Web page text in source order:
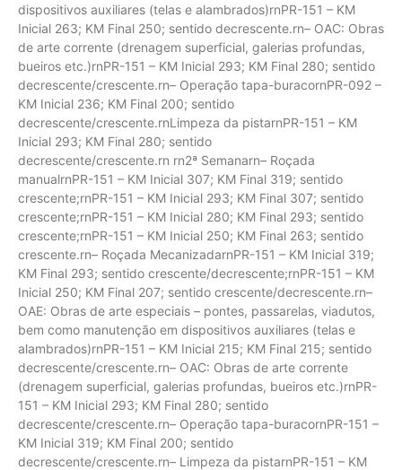
dispositivos auxiliares (telas e alambrados)rnPR-151 – KM
Inicial 263; KM Final 250; sentido decrescente.rn– OAC: Obras
de arte corrente (drenagem superficial, galerias profundas,
bueiros etc.)rnPR-151 – KM Inicial 293; KM Final 280; sentido
decrescente/crescente.rn– Operação tapa-buracornPR-092 –
KM Inicial 236; KM Final 200; sentido
decrescente/crescente.rnLimpeza da pistarnPR-151 – KM
Inicial 293; KM Final 280; sentido
decrescente/crescente.rn rn2ª Semanarn– Roçada
manualrnPR-151 – KM Inicial 307; KM Final 319; sentido
crescente;rnPR-151 – KM Inicial 293; KM Final 307; sentido
crescente;rnPR-151 – KM Inicial 280; KM Final 293; sentido
crescente;rnPR-151 – KM Inicial 250; KM Final 263; sentido
crescente.rn– Roçada MecanizadarnPR-151 – KM Inicial 319;
KM Final 293; sentido crescente/decrescente;rnPR-151 – KM
Inicial 250; KM Final 207; sentido crescente/decrescente.rn–
OAE: Obras de arte especiais – pontes, passarelas, viadutos,
bem como manutenção em dispositivos auxiliares (telas e
alambrados)rnPR-151 – KM Inicial 215; KM Final 215; sentido
decrescente/crescente.rn– OAC: Obras de arte corrente
(drenagem superficial, galerias profundas, bueiros etc.)rnPR-
151 – KM Inicial 293; KM Final 280; sentido
decrescente/crescente.rn– Operação tapa-buracornPR-151 –
KM Inicial 319; KM Final 200; sentido
decrescente/crescente.rn– Limpeza da pistarnPR-151 – KM